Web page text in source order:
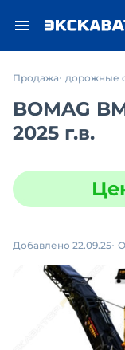
Продажа дорожные
BOMAG
2025 г.в.
Добавлено 22.09.25